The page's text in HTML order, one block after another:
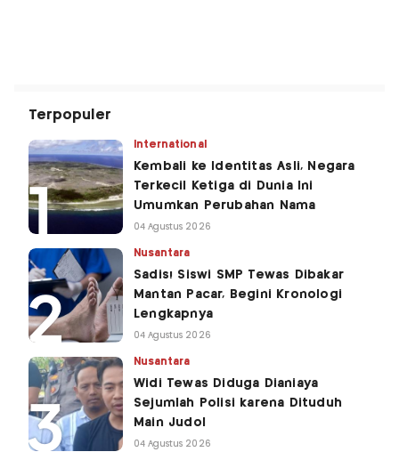
Terpopuler
International
Kembali ke Identitas Asli, Negara
Terkecil Ketiga di Dunia Ini
Umumkan Perubahan Nama
04 Agustus 2026
Nusantara
Sadis! Siswi SMP Tewas Dibakar
Mantan Pacar, Begini Kronologi
Lengkapnya
04 Agustus 2026
Nusantara
Widi Tewas Diduga Dianiaya
Sejumlah Polisi karena Dituduh
Main Judol
04 Agustus 2026